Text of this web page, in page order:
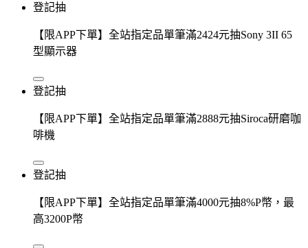
登記抽
【限APP下單】全站指定品單筆滿2424元抽Sony 3II 65
型顯示器
登記抽
【限APP下單】全站指定品單筆滿2888元抽Siroca研磨咖
啡機
登記抽
【限APP下單】全站指定品單筆滿4000元抽8%P幣，最
高3200P幣